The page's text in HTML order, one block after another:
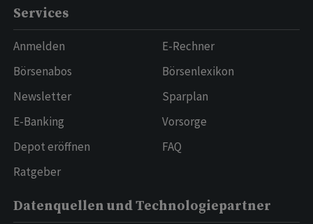
Services
Anmelden
Börsenabos
Newsletter
E-Banking
Depot eröffnen
Ratgeber
E-Rechner
Börsenlexikon
Sparplan
Vorsorge
FAQ
Datenquellen und Technologiepartner